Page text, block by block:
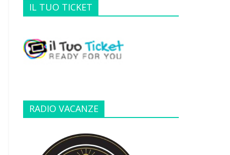
IL TUO TICKET
RADIO VACANZE